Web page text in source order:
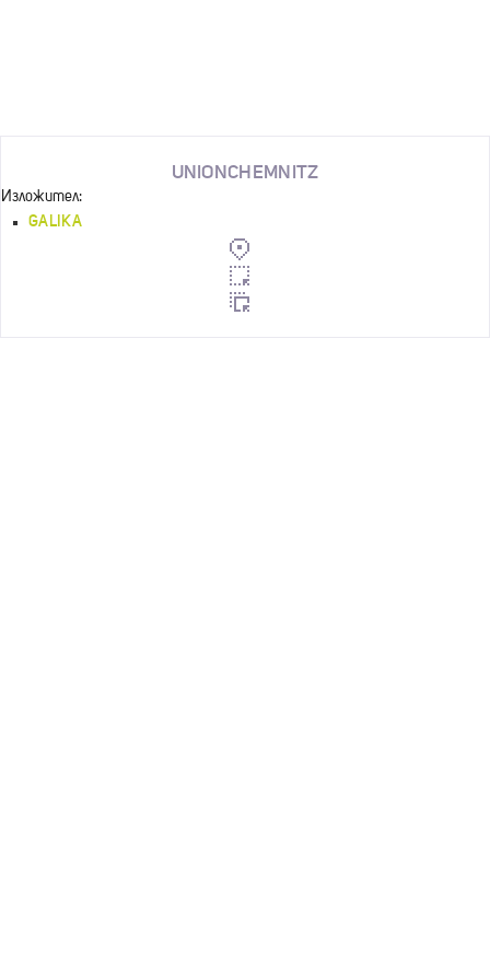
UNIONCHEMNITZ
Изложител:
GALIKA